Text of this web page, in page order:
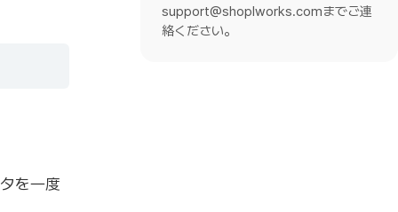
を一度
support@shoplworks.comまでご連
絡ください。